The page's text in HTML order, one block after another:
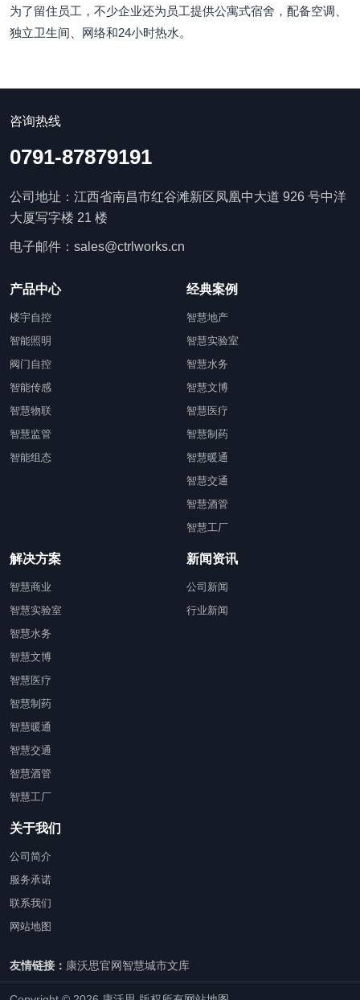
为了留住员工，不少企业还为员工提供公寓式宿舍，配备空调、
独立卫生间、网络和24小时热水。
咨询热线
0791-87879191
公司地址：江西省南昌市红谷滩新区凤凰中大道 926 号中洋
大厦写字楼 21 楼
电子邮件：sales@ctrlworks.cn
产品中心
楼宇自控
智能照明
阀门自控
智能传感
智慧物联
智慧监管
智能组态
经典案例
智慧地产
智慧实验室
智慧水务
智慧文博
智慧医疗
智慧制药
智慧暖通
智慧交通
智慧酒管
智慧工厂
解决方案
智慧商业
智慧实验室
智慧水务
智慧文博
智慧医疗
智慧制药
智慧暖通
智慧交通
智慧酒管
智慧工厂
新闻资讯
公司新闻
行业新闻
关于我们
公司简介
服务承诺
联系我们
网站地图
友情链接： 康沃思官网智慧城市文库